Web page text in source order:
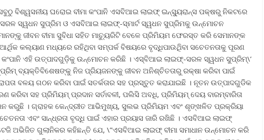
ବିଶ୍ୱସନୀୟ ଘରୋଇ ବୀମା କଂପାନି ଏସବିଆଇ ଲାଇଫ୍ ଇନ୍‌ସ୍ୟୁରାନ୍ସ ପକ୍ଷରୁ ନିକଟରେ
ସ୍ୱଧନ ସୁପ୍ରିମ ଓ ଏସବିଆଇ ଲାଇଫ୍‌-ସ୍ମାର୍ଟ ସ୍ୱଧନ ସୁପ୍ରିମକୁ ଉନ୍ମୋଚନ
ଜୀବନ ବୀମା ସୁବିଧା ସହିତ ମାଚ୍ୟୁରିଟି ବେଳେ ପ୍ରିମିୟମ ଫେରସ୍ତ କରି ସେମାନଙ୍କ
କଲ୍ୟାଣ ମଧ୍ୟରେ ରହିଥିବା ସମ୍ପର୍କ ବିଷୟରେ ବୃଦ୍ଧିପାଉଥିିବା ସଚେତନତାକୁ ପୂରଣ
କଂପାନି ଏହି ଉତ୍ପାଦଗୁଡ଼ିକୁ ଉନ୍ମୋଚନ କରିଛି । ଏସ୍‌ବିଆଇ ଲାଇଫ୍‌-ସରଳ ସ୍ୱଧନ ସୁପ୍ରିମ୍‌\’
ବ୍ୟକ୍ତିବିଶେଷଙ୍କୁ ନିଜ ପ୍ରିୟଜନଙ୍କୁ ଜୀବନ ଅନିଶ୍ଚିତତାରୁ ରକ୍ଷା କରିବା ପାଇଁ
ବଳୟ ଗଠନ କରିବା ପାଇଁ ସତର୍କତାର ସହ ପ୍ରସ୍ତୁତ କରାଯାଇଛି । ନୂତନ ଉତ୍ପାଦଗୁଡିକ
ସହ ପ୍ରିମିୟମ୍ ପ୍ରଦାନ ସର୍ତାବଳୀ, ପଲିସି ଅବଧି, ପ୍ରିମିୟମ୍ ଦେୟ ବାରମ୍ବାରିତା
କରୁଛି । ଗ୍ରାହକ କେନ୍ଦ୍ରୀତ ଆଭିମୁଖ୍ୟ, ସୁଲଭ ପ୍ରିମିୟମ ଏବଂ ଶୃଙ୍ଖଳିତ ପ୍ରକ୍ରିୟା
ଏବଂ ସାନ୍ଧ୍ରତା ବୃଦ୍ଧି ପାଇଁ ଏହାର ପ୍ରୟାସ ଜାରି ରଖିଛି । ଏସବିଆଇ ଲାଇଫ୍
ଅଭିଜିତ ଗୁଲାନିକର କହିଛନ୍ତି ଯେ, \”ଏସବିଆଇ ଲାଇଫ୍ ବୀମା ସମାଧାନ ଉନ୍ମୋଚନ କରି